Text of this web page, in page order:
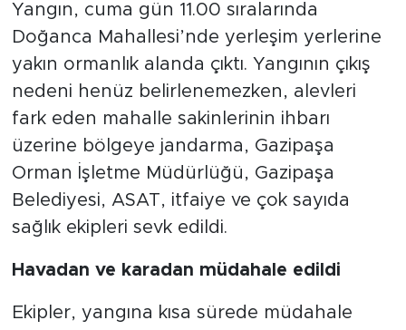
Yangın, cuma gün 11.00 sıralarında
Doğanca Mahallesi’nde yerleşim yerlerine
yakın ormanlık alanda çıktı. Yangının çıkış
nedeni henüz belirlenemezken, alevleri
fark eden mahalle sakinlerinin ihbarı
üzerine bölgeye jandarma, Gazipaşa
Orman İşletme Müdürlüğü, Gazipaşa
Belediyesi, ASAT, itfaiye ve çok sayıda
sağlık ekipleri sevk edildi.
Havadan ve karadan müdahale edildi
Ekipler, yangına kısa sürede müdahale